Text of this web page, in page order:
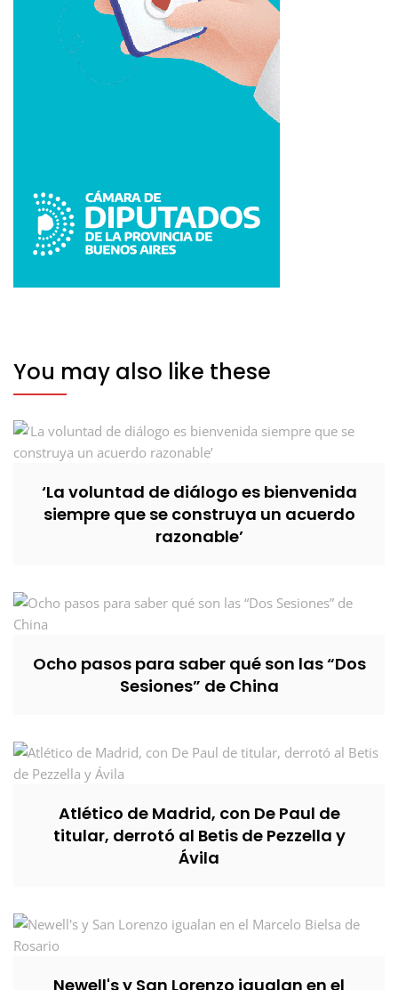
You may also like these
‘La voluntad de diálogo es bienvenida
siempre que se construya un acuerdo
razonable’
Ocho pasos para saber qué son las “Dos
Sesiones” de China
Atlético de Madrid, con De Paul de
titular, derrotó al Betis de Pezzella y
Ávila
Newell's y San Lorenzo igualan en el